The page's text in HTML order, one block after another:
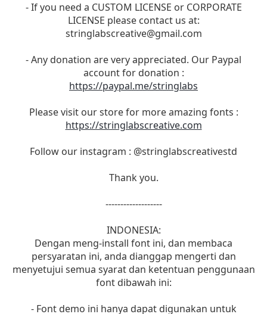
- If you need a CUSTOM LICENSE or CORPORATE
LICENSE please contact us at:
stringlabscreative@gmail.com
- Any donation are very appreciated. Our Paypal
account for donation :
https://paypal.me/stringlabs
Please visit our store for more amazing fonts :
https://stringlabscreative.com
Follow our instagram : @stringlabscreativestd
Thank you.
-------------------
INDONESIA:
Dengan meng-install font ini, dan membaca
persyaratan ini, anda dianggap mengerti dan
menyetujui semua syarat dan ketentuan penggunaan
font dibawah ini:
- Font demo ini hanya dapat digunakan untuk